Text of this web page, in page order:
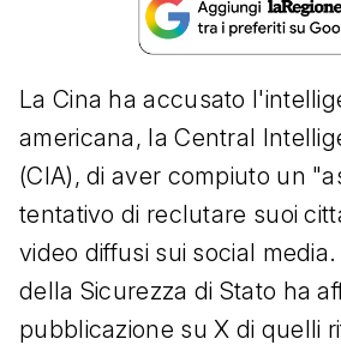
La Cina ha accusato
americana, la Central
(CIA), di aver compiuto un
tentativo di reclutare suoi
video diffusi sui social
della Sicurezza di Stato ha
pubblicazione su X di quelli